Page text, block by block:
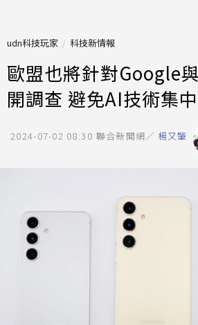
udn科技玩家 科技新情報
歐盟也將針對Google
開調查 避免AI技術集
2024-07-02 08:30 聯合新聞網／ 楊又肇